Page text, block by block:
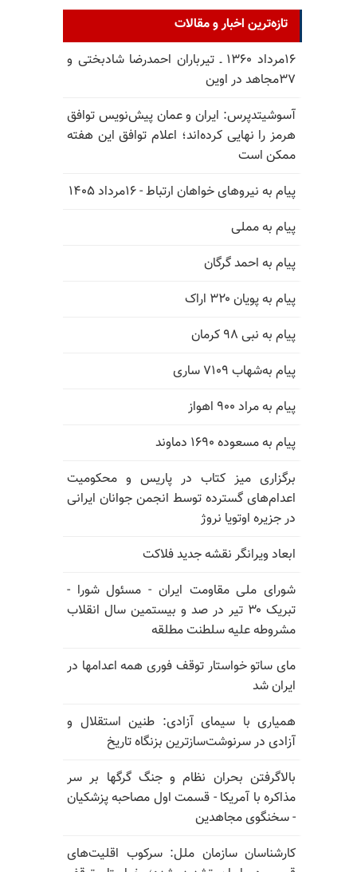
تازه‌ترین اخبار و مقالات
۱۶مرداد ۱۳۶۰ ـ تیرباران احمدرضا شادبختی و
۳۷مجاهد در اوین
آسوشیتدپرس: ایران و عمان پیش‌نویس توافق
هرمز را نهایی کرده‌اند؛ اعلام توافق این هفته
ممکن است
پیام به نیروهای خواهان ارتباط - ۱۶مرداد ۱۴۰۵
پیام به مملی
پیام به احمد گرگان
پیام به پویان ۳۲۰ اراک
پیام به نبی ۹۸ کرمان
پیام به‌شهاب ۷۱۰۹ ساری
پیام به مراد ۹۰۰ اهواز
پیام به مسعوده ۱۶۹۰ دماوند
برگزاری میز کتاب در پاریس و محکومیت
اعدام‌های گسترده توسط انجمن جوانان ایرانی
در جزیره اوتویا نروژ
ابعاد ویرانگر نقشه جدید فلاکت
شورای ملی مقاومت ایران - مسئول شورا -
تبریک ۳۰ تیر در صد و بیستمین سال انقلاب
مشروطه علیه سلطنت مطلقه
مای ساتو خواستار توقف فوری همه اعدامها در
ایران شد
همیاری با سیمای آزادی: طنین استقلال و
آزادی در سرنوشت‌سازترین بزنگاه تاریخ
بالا‌گرفتن بحران نظام و جنگ گرگها بر سر
مذاکره با آمریکا - قسمت اول مصاحبه پزشکیان
- سخنگوی مجاهدین
کارشناسان سازمان ملل: سرکوب اقلیت‌های